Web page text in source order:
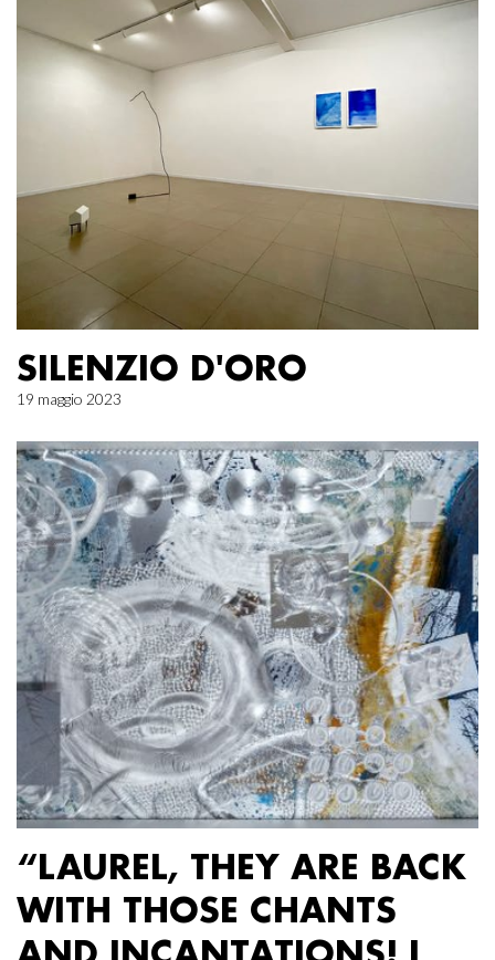
SILENZIO D'ORO
19 maggio 2023
“LAUREL, THEY ARE BACK
WITH THOSE CHANTS